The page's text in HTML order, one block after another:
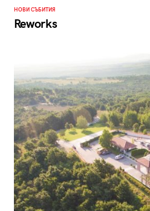
НОВИ СЪБИТИЯ
Reworks